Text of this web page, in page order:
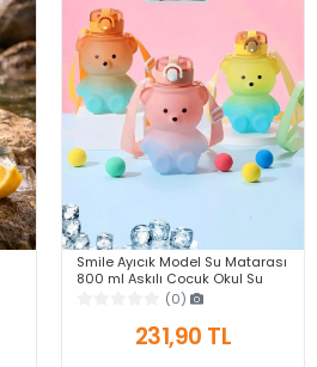
Smile Ayıcık Model Su Matarası
800 ml Askılı Çocuk Okul Su
Şişesi Pipetli BPA İçermez Still
(0)
231,90 TL